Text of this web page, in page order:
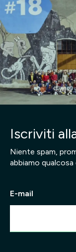
Iscriviti
Niente spam,
abbiamo
E-mail